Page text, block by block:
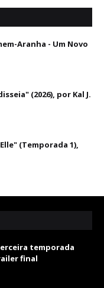
Aranha - Um Novo
(2026), por Kal J.
(Temporada 1),
temporada
final